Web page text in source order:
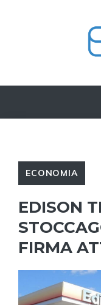
ECONOMIA
EDISON
FIRMA